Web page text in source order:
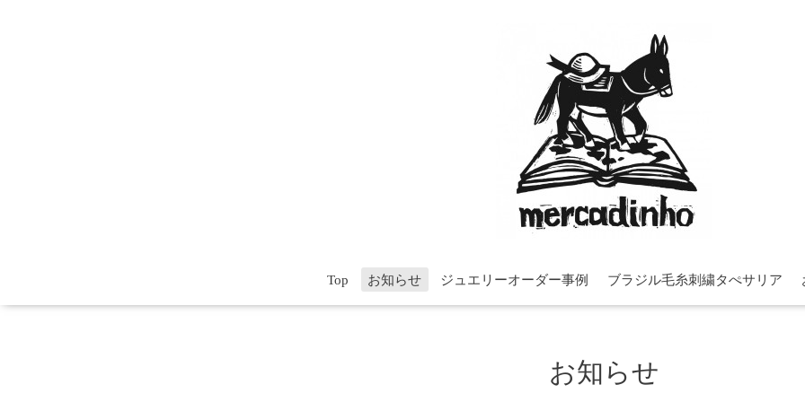
Top お知らせ ジュエリーオーダー事例 ブラジル毛糸刺繍タぺサリア
お知らせ